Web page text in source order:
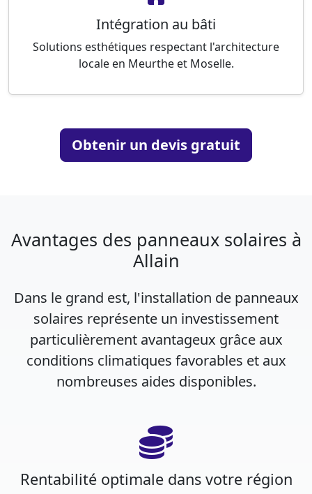
Intégration au bâti
Solutions esthétiques respectant l'architecture
locale en Meurthe et Moselle.
Obtenir un devis gratuit
Avantages des panneaux solaires à
Allain
Dans le grand est, l'installation de panneaux
solaires représente un investissement
particulièrement avantageux grâce aux
conditions climatiques favorables et aux
nombreuses aides disponibles.
Rentabilité optimale dans votre région